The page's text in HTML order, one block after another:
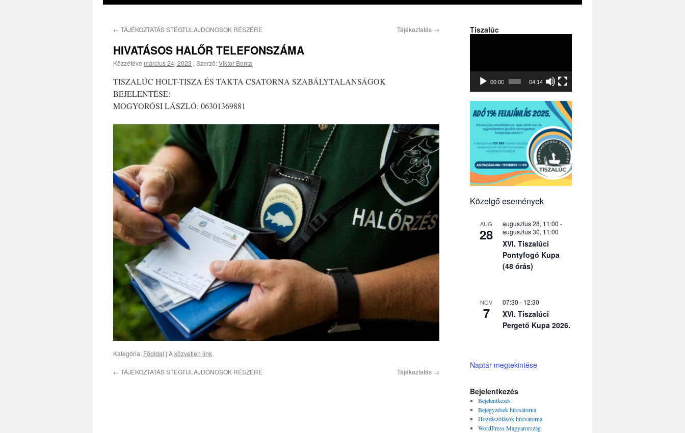
← TÁJÉKOZTATÁS STÉGTULAJDONOSOK RÉSZÉRE Tájékoztatás →
HIVATÁSOS HALŐR TELEFONSZÁMA
Közzétéve március 24, 2023 | Szerző:Viktor Bonta
TISZALÚC HOLT-TISZA ÉS TAKTA CSATORNA SZABÁLYTALANSÁGOK
BEJELENTÉSE:
MOGYORÓSI LÁSZLÓ: 06301369881
Kategória: Főoldal | Aközvetlen link.
← TÁJÉKOZTATÁS STÉGTULAJDONOSOK RÉSZÉRE Tájékoztatás →
Tiszalúc
00:00 04:14
Közelgő események
AUG
28
augusztus 28, 11:00 -
augusztus 30, 11:00
XVI. Tiszalúci
Pontyfogó Kupa
(48 órás)
NOV
7
07:30 - 12:30
XVI. Tiszalúci
Pergető Kupa 2026.
Naptár megtekintése
Bejelentkezés
Bejelentkezés
Bejegyzések hírcsatorna
Hozzászólások hírcsatorna
WordPress Magyarország